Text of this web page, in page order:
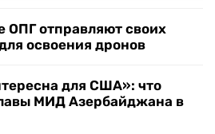
ОПГ отправляют своих
освоения дронов
для США»: что
МИД Азербайджана в